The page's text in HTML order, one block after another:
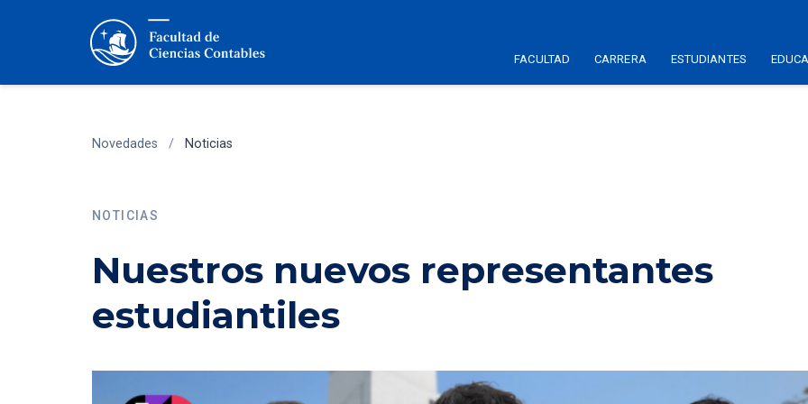
FACULTAD CARRERA ESTUDIANTES
Novedades / Noticias
NOTICIAS
Nuestros nuevos representantes
estudiantiles